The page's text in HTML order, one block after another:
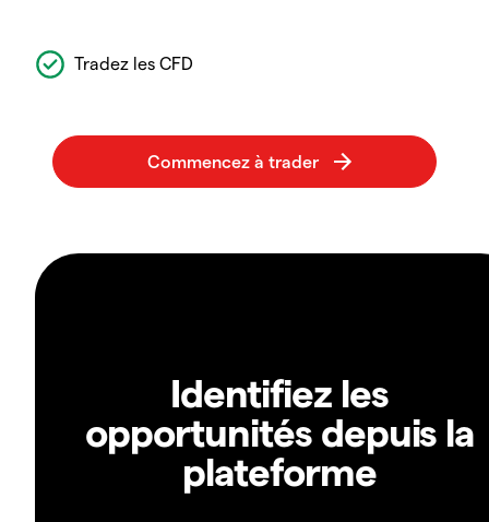
Tradez les CFD
Identifiez les
opportunités depuis la
plateforme